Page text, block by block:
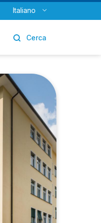
Italiano
Cerca